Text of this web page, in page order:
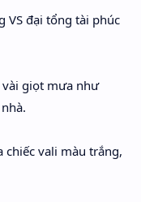
VS đại tổng tài phúc
giọt mưa như
chiếc vali màu trắng,